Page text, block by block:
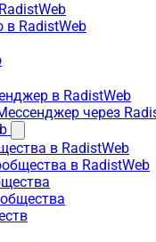
RadistWeb
в RadistWeb
через
в RadistWeb
в RadistWeb